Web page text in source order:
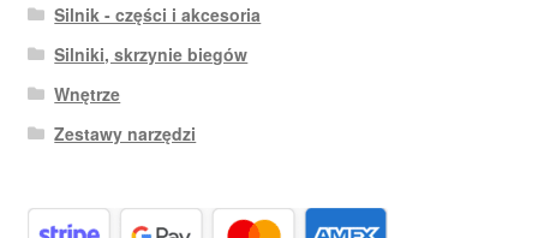
Silnik - części i akcesoria
Silniki, skrzynie biegów
Wnętrze
Zestawy narzędzi